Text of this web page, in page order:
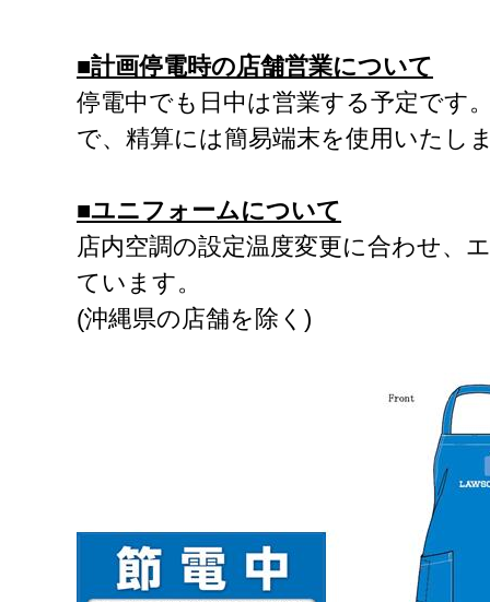
■計画停電時の店舗営業について
停電中でも日中は営業する予定です
で、精算には簡易端末を使用いたし
■ユニフォームについて
店内空調の設定温度変更に合わせ、
ています。
(沖縄県の店舗を除く)